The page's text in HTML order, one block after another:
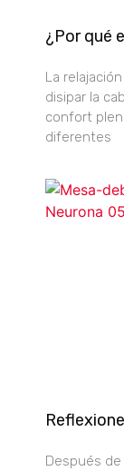
¿Por qué
La
disipar la
confort
diferentes
Después